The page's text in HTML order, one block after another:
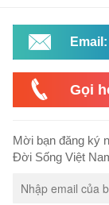
Gọi
Mời bạn đăng ký
Đời Sống Việt